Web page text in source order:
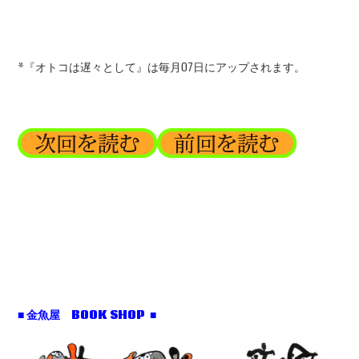
*『オトコは遅々として』は毎月07日にアップされます。
■ 金魚屋 BOOK SHOP ■